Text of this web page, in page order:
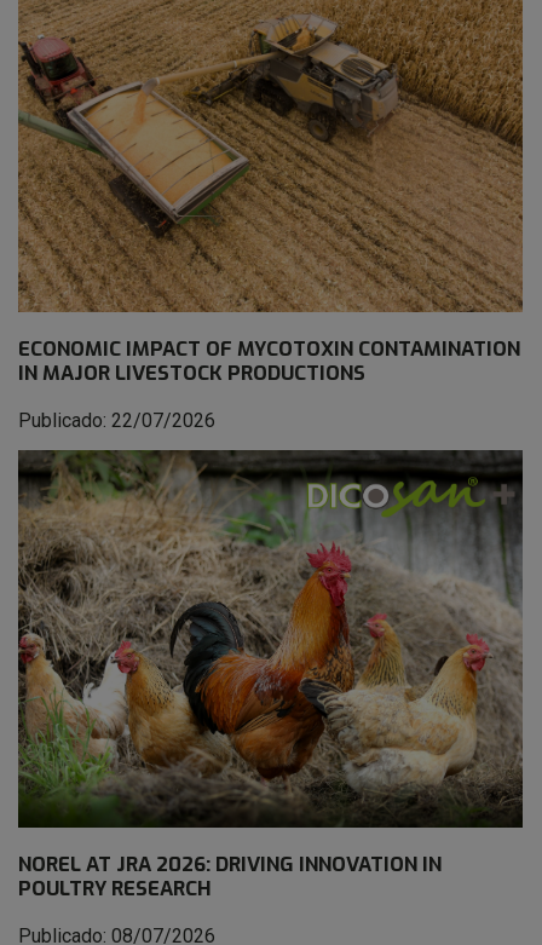
ECONOMIC IMPACT OF MYCOTOXIN CONTAMINATION
IN MAJOR LIVESTOCK PRODUCTIONS
Publicado: 22/07/2026
NOREL AT JRA 2026: DRIVING INNOVATION IN
POULTRY RESEARCH
Publicado: 08/07/2026